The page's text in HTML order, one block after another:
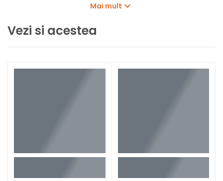
Da
Tinta (vizor)
Mai mult
Vezi si acestea